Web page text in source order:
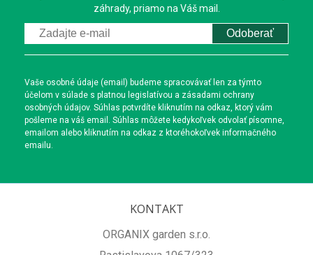
záhrady, priamo na Váš mail.
Odoberať
Vaše osobné údaje (email) budeme spracovávať len za týmto
účelom v súlade s platnou legislatívou a zásadami ochrany
osobných údajov. Súhlas potvrdíte kliknutím na odkaz, ktorý vám
pošleme na váš email. Súhlas môžete kedykoľvek odvolať písomne,
emailom alebo kliknutím na odkaz z ktoréhokoľvek informačného
emailu.
KONTAKT
ORGANIX garden s.r.o.